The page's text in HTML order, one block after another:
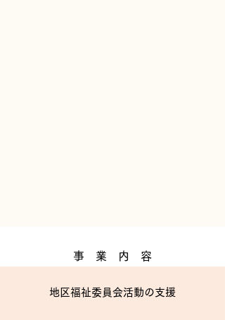
事 業 内 容
地区福祉委員会活動の支援